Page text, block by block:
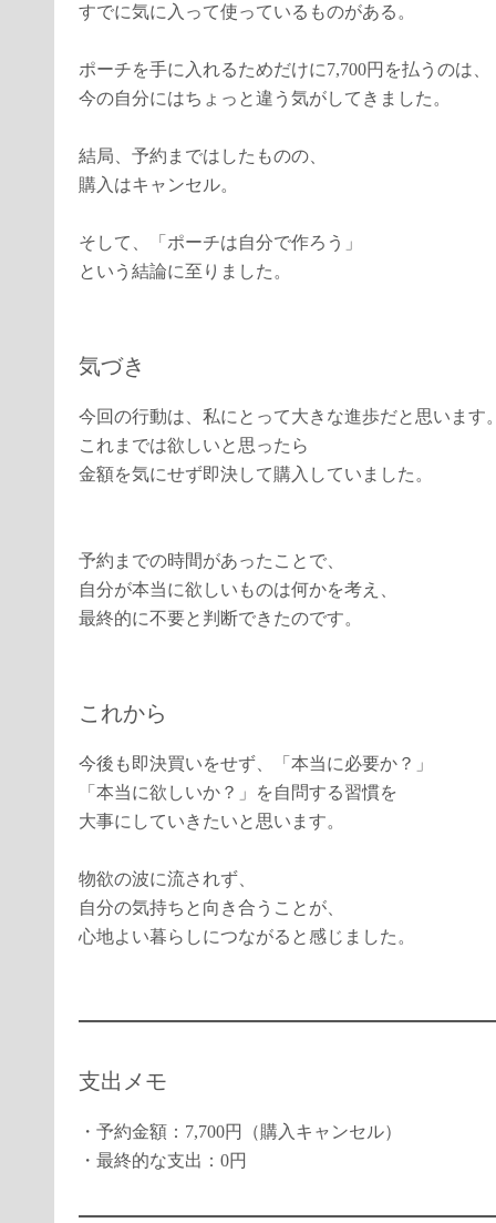
すでに気に入って使っているものがある。
ポーチを手に入れるためだけに7,700円を払うのは、
今の自分にはちょっと違う気がしてきました。
結局、予約まではしたものの、
購入はキャンセル。
そして、「ポーチは自分で作ろう」
という結論に至りました。
気づき
今回の行動は、私にとって大きな進歩だと思います。
これまでは欲しいと思ったら
金額を気にせず即決して購入していました。
予約までの時間があったことで、
自分が本当に欲しいものは何かを考え、
最終的に不要と判断できたのです。
これから
今後も即決買いをせず、「本当に必要か？」
「本当に欲しいか？」を自問する習慣を
大事にしていきたいと思います。
物欲の波に流されず、
自分の気持ちと向き合うことが、
心地よい暮らしにつながると感じました。
支出メモ
・予約金額：7,700円（購入キャンセル）
・最終的な支出：0円